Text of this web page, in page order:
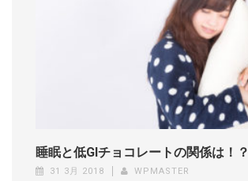
睡眠と低GIチョコレートの関係は！？
31 3月 2018 WPMASTER